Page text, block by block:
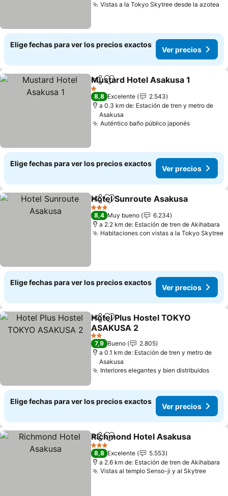
Vistas a la Tokyo Skytree desde la azotea
Elige fechas para ver los precios exactos
Ver precios
CompartirAgregar a favoritos
Mustard Hotel Asakusa 1
1 Estrellas
8,8 Excelente
2.543
a 0.3 km de: Estación de tren y metro de
Asakusa
Auténtico baño público japonés
Elige fechas para ver los precios exactos
Ver precios
CompartirAgregar a favoritos
Hotel Sunroute Asakusa
3 Estrellas
8,4 Muy bueno
6.234
a 2.2 km de: Estación de tren de Akihabara
Habitaciones con vistas a la Tokyo Skytree
Elige fechas para ver los precios exactos
Ver precios
CompartirAgregar a favoritos
Hotel Plus Hostel TOKYO
ASAKUSA 2
2 Estrellas
7,9 Bueno
2.805
a 0.1 km de: Estación de tren y metro de
Asakusa
Interiores elegantes y bien distribuidos
Elige fechas para ver los precios exactos
Ver precios
CompartirAgregar a favoritos
Richmond Hotel Asakusa
3 Estrellas
8,8 Excelente
5.553
a 2.6 km de: Estación de tren de Akihabara
Vistas al templo Senso-ji y al Skytree